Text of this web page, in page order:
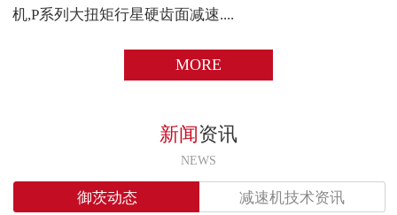
机,P系列大扭矩行星硬齿面减速....
MORE
新闻资讯
NEWS
御茨动态 减速机技术资讯